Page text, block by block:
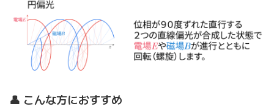
👤 こんな方におすすめ